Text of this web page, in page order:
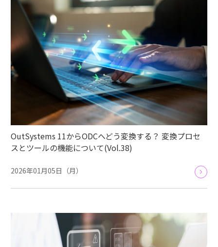
OutSystems 11からODCへどう変換する？ 変換プロセ
スとツールの機能について(Vol.38)
2026年01月05日（月）